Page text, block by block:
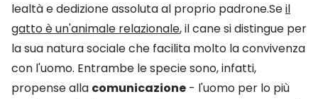
lealtà e dedizione assoluta al proprio padrone.Seil
gatto è un'animale relazionale, il cane si distingue per
la sua natura sociale che facilita molto la convivenza
con l'uomo. Entrambe le specie sono, infatti,
propense alla comunicazione - l'uomo per lo più